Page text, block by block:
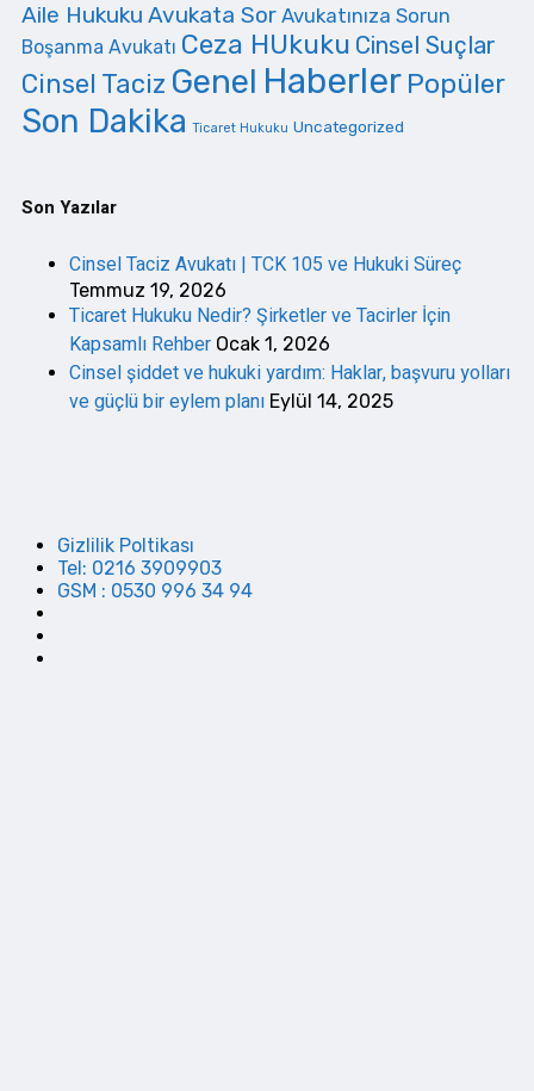
Aile Hukuku Avukata Sor Avukatınıza Sorun
Boşanma Avukatı Ceza HUkuku Cinsel Suçlar
Cinsel Taciz Genel Haberler Popüler
Son Dakika Ticaret Hukuku Uncategorized
Son Yazılar
Cinsel Taciz Avukatı | TCK 105 ve Hukuki Süreç
Temmuz 19, 2026
Ticaret Hukuku Nedir? Şirketler ve Tacirler İçin
Kapsamlı Rehber Ocak 1, 2026
Cinsel şiddet ve hukuki yardım: Haklar, başvuru yolları
ve güçlü bir eylem planı Eylül 14, 2025
Gizlilik Poltikası
Tel: 0216 3909903
GSM : 0530 996 34 94